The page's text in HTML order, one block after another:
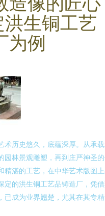
生铜工艺
为例
术历史悠久，底蕴深厚。从承
园林景观雕塑，再到庄严神圣
精湛的工艺，在中华艺术版图
定的洪生铜工艺品铸造厂，凭
已成为业界翘楚，尤其在其专